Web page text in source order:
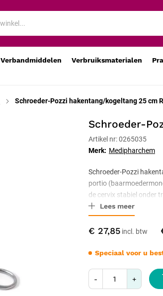
Verbandmiddelen Verbruiksmaterialen
Schroeder-Pozzi hakentang/kogeltang 25 cm
Schroeder-
€ 27,85
- +
Merk: Medipharchem
Artikel nr: 0265035
Speciaal voor u
Schroeder-Pozzi
portio
de cervix stabiel onder
autoclaveerbaar.
Lees meer